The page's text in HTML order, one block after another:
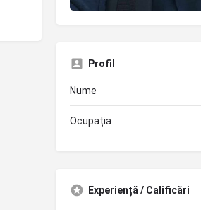
Profil
Nume
Ocupația
Experiență / Calificări